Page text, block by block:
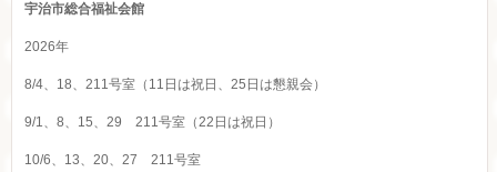
宇治市総合福祉会館
2026年
8/4、18、211号室（11日は祝日、25日は懇親会）
9/1、8、15、29 211号室（22日は祝日）
10/6、13、20、27 211号室